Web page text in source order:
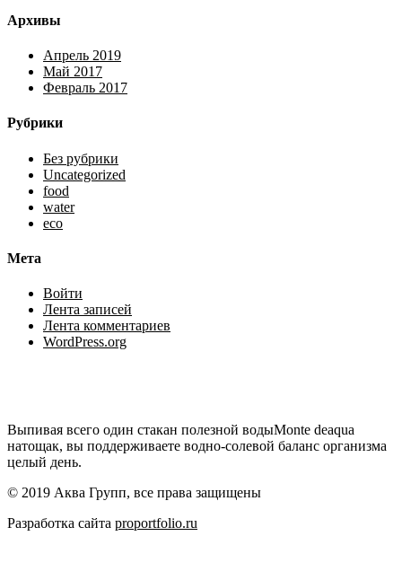
Архивы
Апрель 2019
Май 2017
Февраль 2017
Рубрики
Без рубрики
Uncategorized
food
water
eco
Мета
Войти
Лента записей
Лента комментариев
WordPress.org
Выпивая всего один стакан полезной водыMonte deaqua
натощак, вы поддерживаете водно-солевой баланс организма
целый день.
© 2019 Аква Групп, все права защищены
Разработка сайта proportfolio.ru